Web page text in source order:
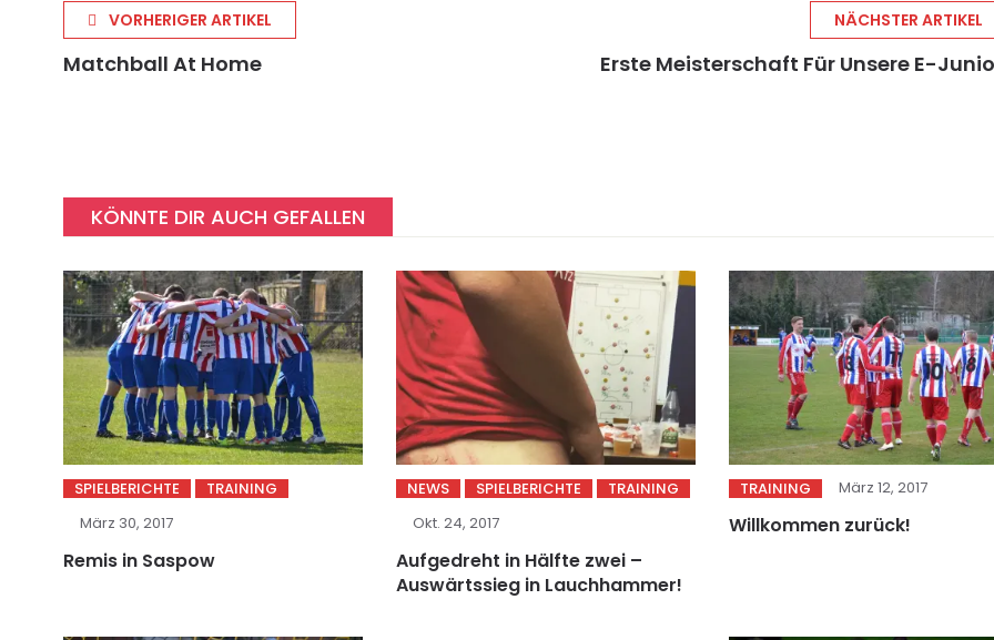
VORHERIGER ARTIKEL
Matchball At Home
NÄCHSTER ARTIKEL
Erste Meisterschaft Für Unsere E-
KÖNNTE DIR AUCH GEFALLEN
SPIELBERICHTE
TRAINING
März 30, 2017
Remis in Saspow
NEWS SPIELBERICHTE
TRAINING
Okt. 24, 2017
Aufgedreht in Hälfte zwei –
Auswärtssieg in Lauchhammer!
TRAINING März 12, 2017
Willkommen zurück!